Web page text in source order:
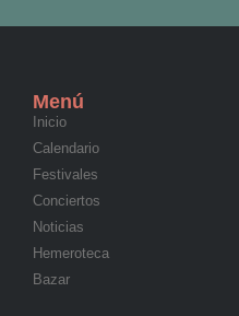
Menú
Inicio
Calendario
Festivales
Conciertos
Noticias
Hemeroteca
Bazar